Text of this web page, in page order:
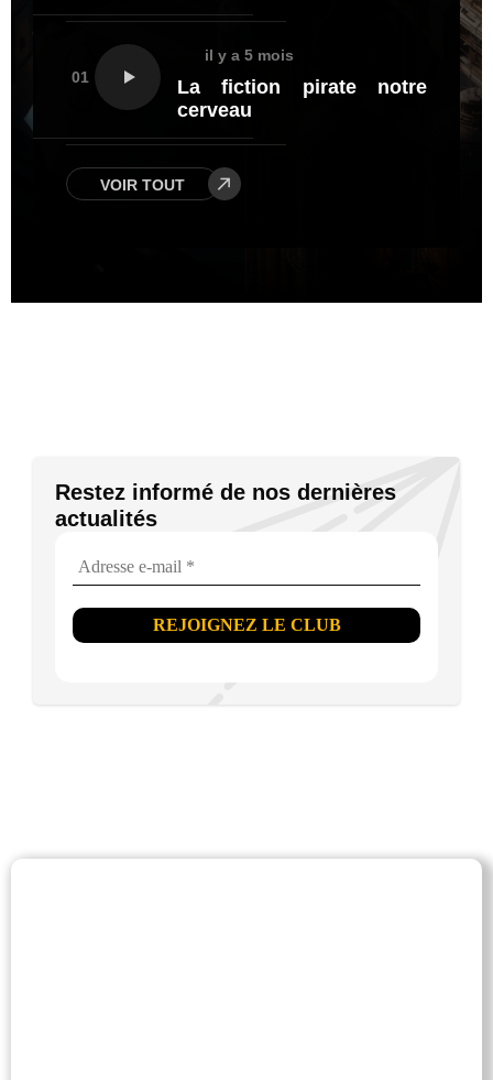
01
il y a 5 mois
La fiction pirate notre
cerveau
VOIR TOUT
Restez informé de nos dernières
actualités